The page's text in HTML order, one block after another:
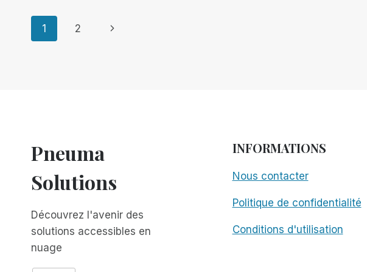
Navigation
1 2
Page
Pneuma
Solutions
Découvrez l'avenir des
solutions accessibles en
nuage
INFORMATIONS
Nous contacter
Politique de confidentialité
Conditions d'utilisation